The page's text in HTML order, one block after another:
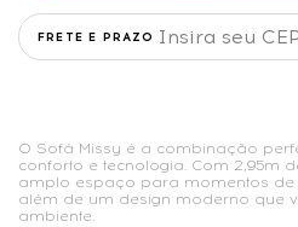
O Sofá Missy é a combinação
conforto e tecnologia. Com 2,95m
amplo espaço para momentos de
além de um design moderno que
ambiente.